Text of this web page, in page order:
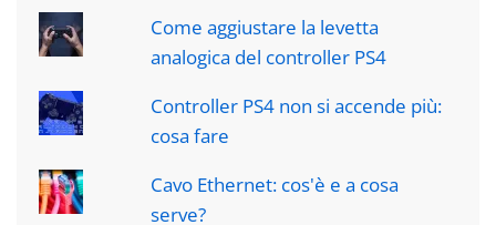
Come aggiustare la levetta
analogica del controller PS4
Controller PS4 non si accende più:
cosa fare
Cavo Ethernet: cos'è e a cosa
serve?